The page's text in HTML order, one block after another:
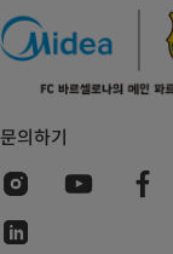
문의하기